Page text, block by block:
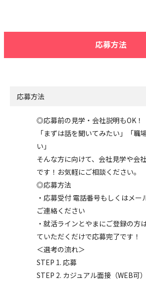
応募方法
応募方法
◎応募前の見学・会社説明もOK！
「まずは話を聞いてみたい」「職
い」
そんな方に向けて、会社見学や会
です！お気軽にご相談ください。
◎応募方法
・応募受付 電話番号もしくはメ
ご連絡ください
・就活ラインとやまにご登録の方
ていただくだけで応募完了です！
＜選考の流れ＞
STEP 1. 応募
STEP 2. カジュアル面接（WEB可）